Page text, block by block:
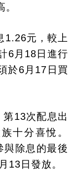
1.26元，較上
6月18日進行
於6月17日買
13次配息出
十分喜悅。
與除息的最後
13日發放。